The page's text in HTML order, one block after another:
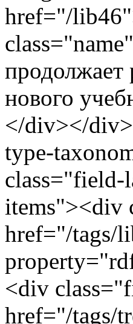
href="/
продолжает
нового
</div></
type-
items"><div
href="/tags/
<div
href="/tags/